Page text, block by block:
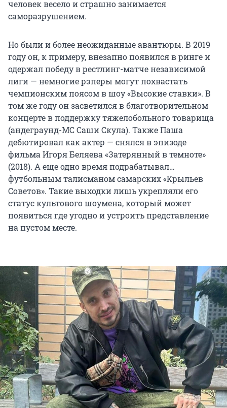
человек весело и страшно занимается
саморазрушением.
Но были и более неожиданные авантюры. В 2019
году он, к примеру, внезапно появился в ринге и
одержал победу в рестлинг-матче независимой
лиги — немногие рэперы могут похвастать
чемпионским поясом в шоу «Высокие ставки». В
том же году он засветился в благотворительном
концерте в поддержку тяжелобольного товарища
(андеграунд-МС Саши Скула). Также Паша
дебютировал как актер — снялся в эпизоде
фильма Игоря Беляева «Затерянный в темноте»
(2018). А еще одно время подрабатывал…
футбольным талисманом самарских «Крыльев
Советов». Такие выходки лишь укрепляли его
статус культового шоумена, который может
появиться где угодно и устроить представление
на пустом месте.